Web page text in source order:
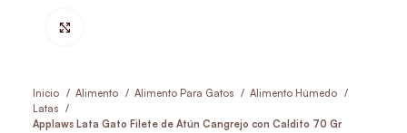
Inicio Alimento Alimento Para Gatos
Alimento Húmedo
Latas
Applaws Lata Gato Filete de Atún Cangrejo con Caldito 70 Gr